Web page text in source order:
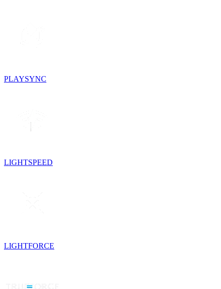
PLAYSYNC
LIGHTSPEED
LIGHTFORCE